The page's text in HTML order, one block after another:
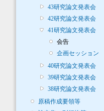
43研究論文発表会
42研究論文発表会
41研究論文発表会
会告
企画セッション
40研究論文発表会
39研究論文発表会
38研究論文発表会
原稿作成要領等